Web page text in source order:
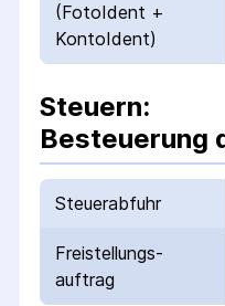
(FotoIdent +
KontoIdent)
Steuern:
Besteuerung
Steuerabfuhr
Freistellungs­
auftrag